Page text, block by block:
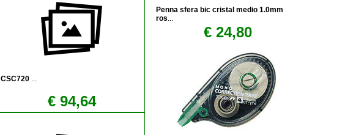
CSC720 ...
€ 94,64
Penna sfera bic cristal medio 1.0mm
ros...
€ 24,80